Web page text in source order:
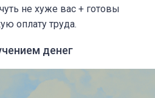
не хуже вас + готовы
оплату труда.
денег